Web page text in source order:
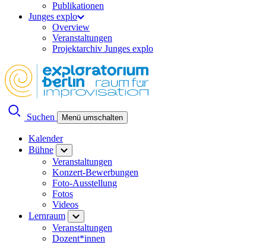
Publikationen
Junges explo
Overview
Veranstaltungen
Projektarchiv Junges explo
Suchen Menü umschalten
Kalender
Bühne
Veranstaltungen
Konzert-Bewerbungen
Foto-Ausstellung
Fotos
Videos
Lernraum
Veranstaltungen
Dozent*innen